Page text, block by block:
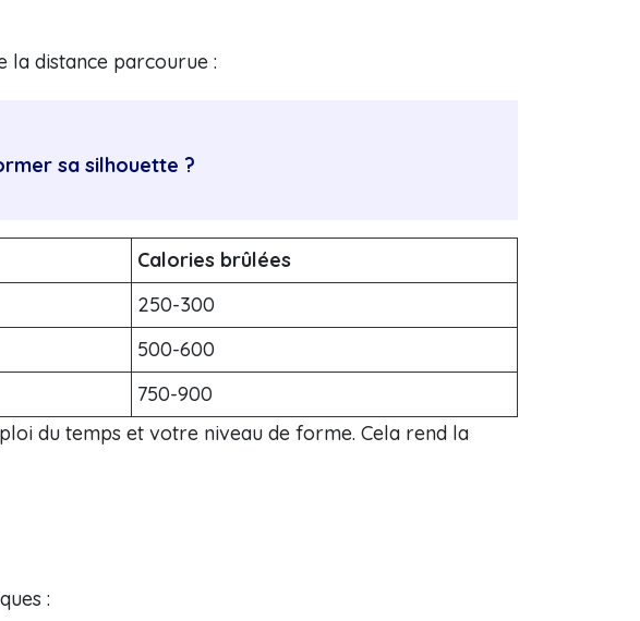
la distance parcourue :
sa silhouette ?
Calories brûlées
250-300
500-600
750-900
du temps et votre niveau de forme. Cela rend la
: